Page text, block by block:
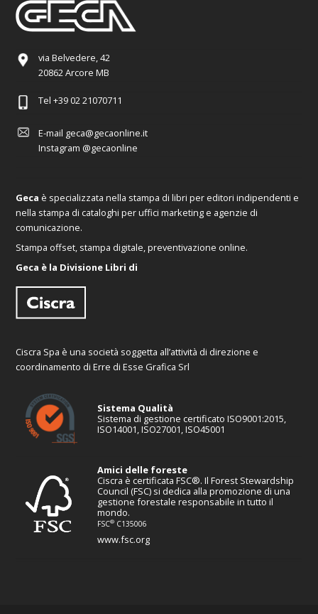
via Belvedere, 42
20862 Arcore MB
Tel +39 02 21070711
E-mail geca@gecaonline.it
Instagram @gecaonline
Geca è specializzata nella stampa di libri per editori indipendenti e
nella stampa di cataloghi per uffici marketing e agenzie di
comunicazione.
Stampa offset, stampa digitale, preventivazione online.
Geca è la Divisione Libri di
Ciscra Spa è una società soggetta all’attività di direzione e
coordinamento di Erre di Esse Grafica Srl
Sistema Qualità
Sistema di gestione certificato ISO9001:2015,
ISO14001, ISO27001, ISO45001
Amici delle foreste
Ciscra è certificata FSC®. Il Forest Stewardship
Council (FSC) si dedica alla promozione di una
gestione forestale responsabile in tutto il
mondo.
FSC® C135006
www.fsc.org